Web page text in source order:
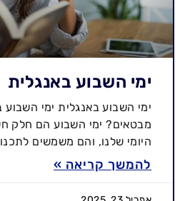
ימי השבוע באנגלית
ימי השבוע באנגלית ימי השבוע
מבטאים? ימי השבוע הם חלק
היומי שלנו, והם משמשים
להמשך קריאה »